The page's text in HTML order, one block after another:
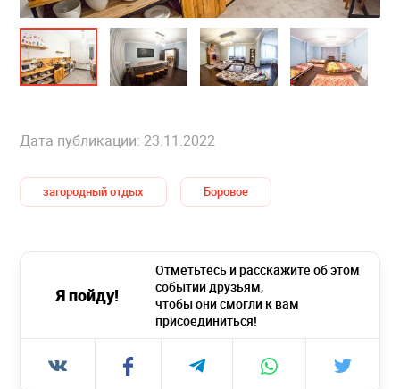
Дата публикации: 23.11.2022
загородный отдых Боровое
Я пойду!
Отметьтесь и расскажите об этом
событии друзьям,
чтобы они смогли к вам
присоединиться!